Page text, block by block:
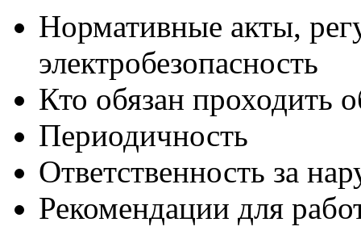
Нормативные акты,
электробезопасность
Кто обязан проходить
Периодичность
Ответственность за
Рекомендации для